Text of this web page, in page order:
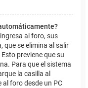
al foro, sus
que se elimina al salir
previene que su
Para que el sistema
la casilla al
al foro desde un PC